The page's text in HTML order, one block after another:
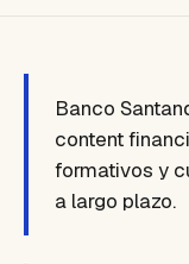
Banco
content
formativos y
a largo plazo.